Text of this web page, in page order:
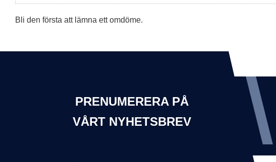
Bli den första att lämna ett omdöme.
PRENUMERERA PÅ
VÅRT NYHETSBREV